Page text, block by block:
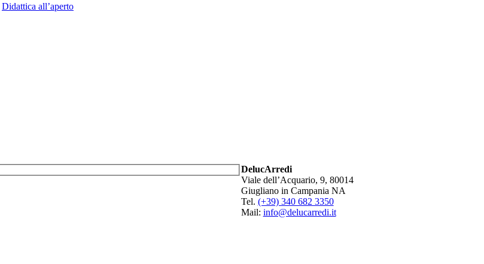
Didattica all’aperto
DelucArredi
Viale dell’Acquario, 9, 80014
Giugliano in Campania NA
Tel. (+39) 340 682 3350
Mail: info@delucarredi.it